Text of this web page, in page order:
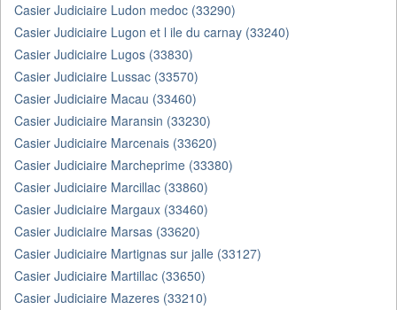
Casier Judiciaire Ludon medoc (33290)
Casier Judiciaire Lugon et l ile du carnay (33240)
Casier Judiciaire Lugos (33830)
Casier Judiciaire Lussac (33570)
Casier Judiciaire Macau (33460)
Casier Judiciaire Maransin (33230)
Casier Judiciaire Marcenais (33620)
Casier Judiciaire Marcheprime (33380)
Casier Judiciaire Marcillac (33860)
Casier Judiciaire Margaux (33460)
Casier Judiciaire Marsas (33620)
Casier Judiciaire Martignas sur jalle (33127)
Casier Judiciaire Martillac (33650)
Casier Judiciaire Mazeres (33210)